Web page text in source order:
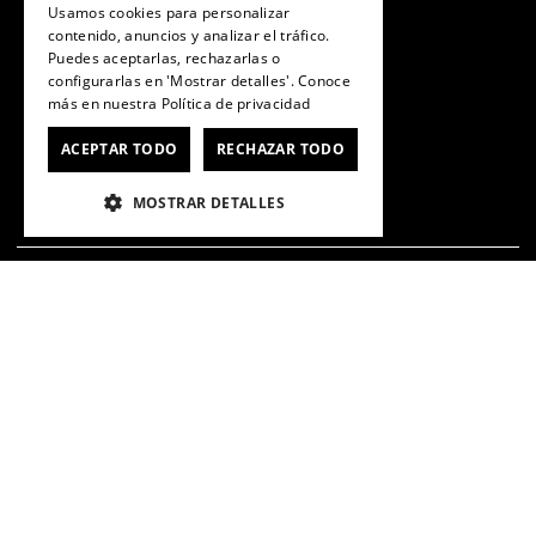
He leído y acepto lasPolíticas de privacidad de
marketing *
Usamos cookies para personalizar
contenido, anuncios y analizar el tráfico.
Puedes aceptarlas, rechazarlas o
configurarlas en 'Mostrar detalles'. Conoce
más en nuestra Política de privacidad
ACEPTAR TODO RECHAZAR TODO
MOSTRAR DETALLES